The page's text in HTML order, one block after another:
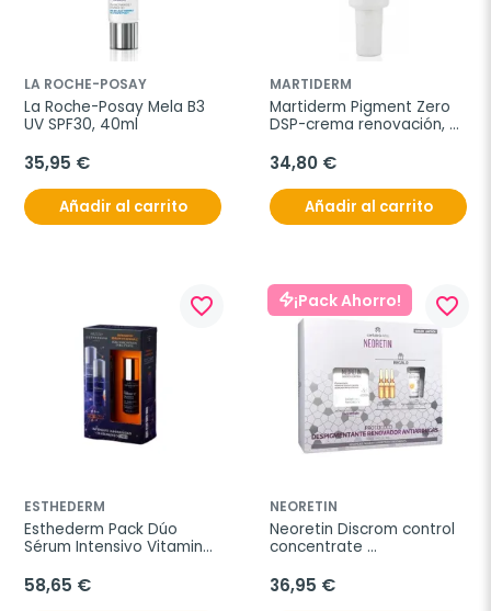
LA ROCHE-POSAY
La Roche-Posay Mela B3
UV SPF30, 40ml
35,95 €
Añadir al carrito
MARTIDERM
Martiderm Pigment Zero
DSP-crema renovación,
34,80 €
Añadir al carrito
favorite_border
ESTHEDERM
Esthederm Pack Dúo
Sérum Intensivo Vitamina
58,65 €
¡Pack Ahorro! favorite_border
NEORETIN
Neoretin Discrom control
concentrate
intensivo, 10 ml + REGALO
3 ampollas oil-free
36,95 €